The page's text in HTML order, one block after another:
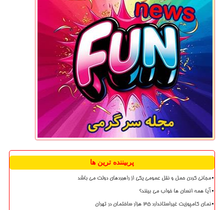
پربیننده ترین ها
مجانی کردن حمل و نقل عمومی یکی از راهبردهای دولت می باشد
آیا همه انسان ها خواب می بینند؟
نمای کامپوزیت غیراستاندارد ۳۵ هزار ساختمان در تهران